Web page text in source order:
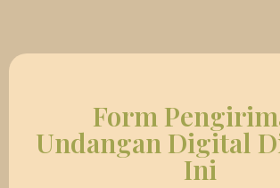
Form
Undangan Digital
Ini